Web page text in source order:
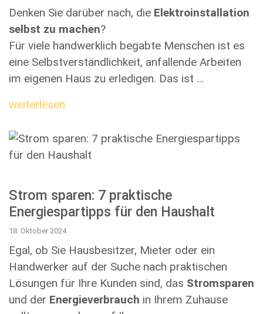
Denken Sie darüber nach, die Elektroinstallation
selbst zu machen?
Für viele handwerklich begabte Menschen ist es
eine Selbstverständlichkeit, anfallende Arbeiten
im eigenen Haus zu erledigen. Das ist ...
weiterlesen
Strom sparen: 7 praktische
Energiespartipps für den Haushalt
18. Oktober 2024
Egal, ob Sie Hausbesitzer, Mieter oder ein
Handwerker auf der Suche nach praktischen
Lösungen für Ihre Kunden sind, das Stromsparen
und der Energieverbrauch in Ihrem Zuhause